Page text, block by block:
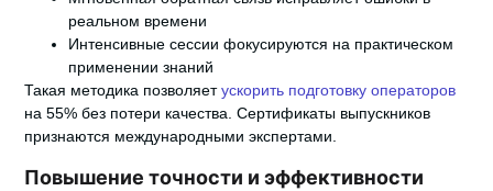
реальном времени
Интенсивные сессии фокусируются на практическом
применении знаний
Такая методика позволяетускорить подготовку операторов
на 55% без потери качества. Сертификаты выпускников
признаются международными экспертами.
Повышение точности и эффективности